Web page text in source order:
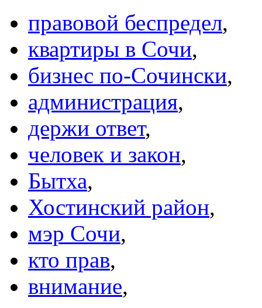
правовой беспредел,
квартиры в Сочи,
бизнес по-Сочински,
администрация,
держи ответ,
человек и закон,
Бытха,
Хостинский район,
мэр Сочи,
кто прав,
внимание,